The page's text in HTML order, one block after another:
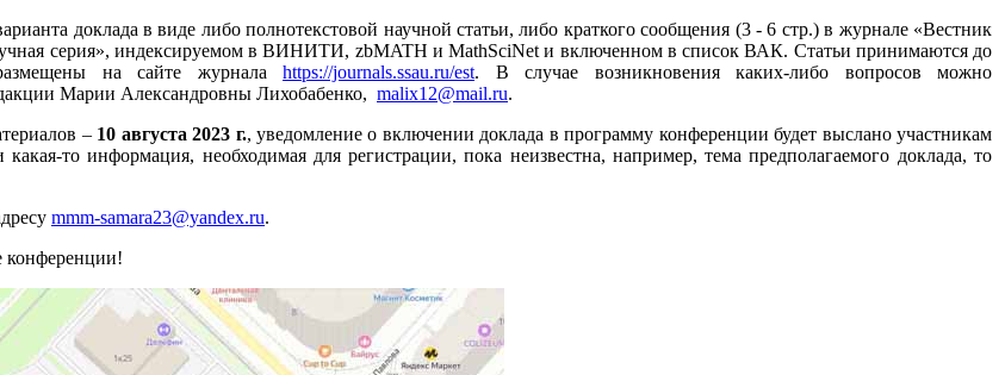
доклада в виде либо полнотекстовой научной статьи, либо краткого сообщения (3 - 6 стр.) в журнале «Вестник
серия», индексируемом в ВИНИТИ, zbMATH и MathSciNet и включенном в список ВАК. Статьи принимаются до
на сайте журнала https://journals.ssau.ru/est. В случае возникновения каких-либо вопросов можно
Марии Александровны Лихобабенко, malix12@mail.ru.
– 10 августа 2023 г., уведомление о включении доклада в программу конференции будет выслано участникам
какая-то информация, необходимая для регистрации, пока неизвестна, например, тема предполагаемого доклада, то
mmm-samara23@yandex.ru.
конференции!